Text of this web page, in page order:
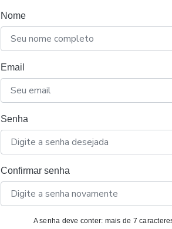
Nome
Email
Senha
Confirmar senha
A senha deve conter: mais de 7